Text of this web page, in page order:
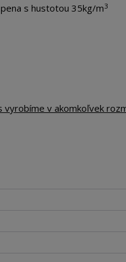
s hustotou 35kg/m3
v akomkoľvek